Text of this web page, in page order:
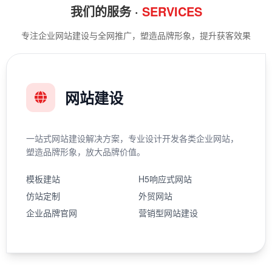
我们的服务 · SERVICES
专注企业网站建设与全网推广，塑造品牌形象，提升获客效果
网站建设
一站式网站建设解决方案，专业设计开发各类企业网站，
塑造品牌形象，放大品牌价值。
模板建站
H5响应式网站
仿站定制
外贸网站
企业品牌官网
营销型网站建设